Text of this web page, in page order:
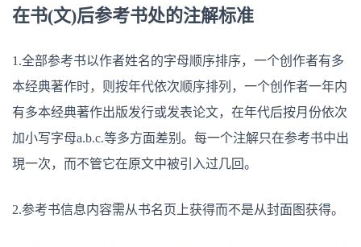
在书(文)后参考书处的注解标准
1.全部参考书以作者姓名的字母顺序排序，一个创作者有多
本经典著作时，则按年代依次顺序排列，一个创作者一年内
有多本经典著作出版发行或发表论文，在年代后按月份依次
加小写字母a.b.c.等多方面差别。每一个注解只在参考书中出
現一次，而不管它在原文中被引入过几回。
2.参考书信息内容需从书名页上获得而不是从封面图获得。